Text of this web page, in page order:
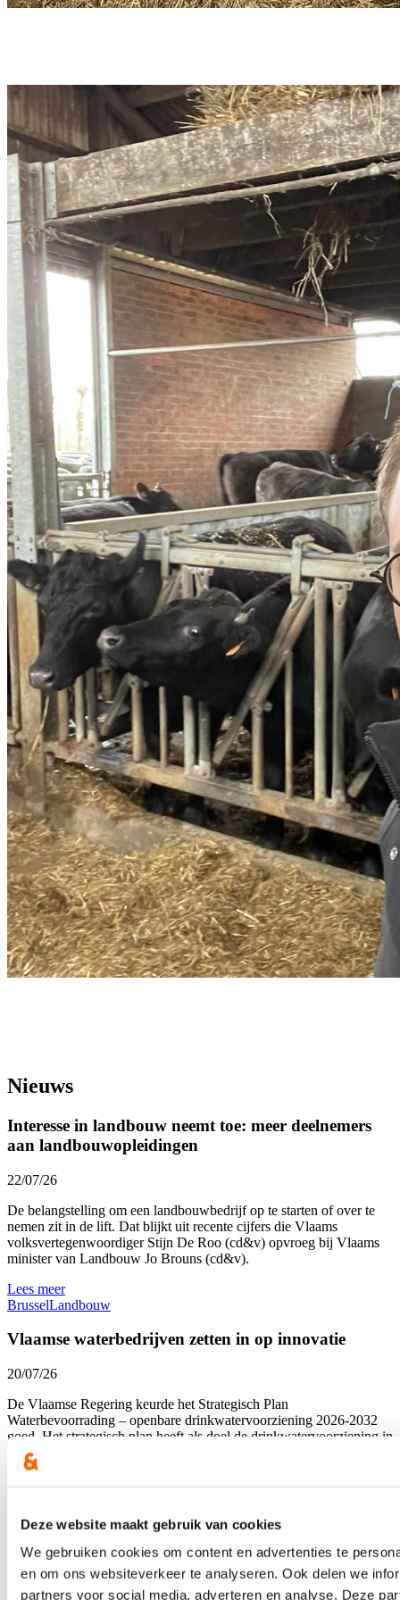
Deze website maakt gebruik van cookies
We gebruiken cookies om content en advertenties te
en om ons websiteverkeer te analyseren. Ook delen we
partners voor social media, adverteren en analyse. Deze
Nieuws
Interesse in landbouw neemt toe: meer deelnemers
aan landbouwopleidingen
22/07/26
De belangstelling om een landbouwbedrijf op te starten of over te
nemen zit in de lift. Dat blijkt uit recente cijfers die Vlaams
volksvertegenwoordiger Stijn De Roo (cd&v) opvroeg bij Vlaams
minister van Landbouw Jo Brouns (cd&v).
Lees meer
BrusselLandbouw
Vlaamse waterbedrijven zetten in op innovatie
20/07/26
De Vlaamse Regering keurde het Strategisch Plan
Waterbevoorrading – openbare drinkwatervoorziening 2026-2032
goed. Het strategisch plan heeft als doel de drinkwatervoorziening in
Vlaanderen te versterken en toekomstgericht te organiseren.
Alle nieuwe bussen van De Lijn krijgen telcamera's
20/07/26